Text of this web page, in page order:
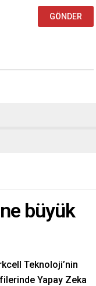
büyük
Teknoloji’nin
Yapay Zeka